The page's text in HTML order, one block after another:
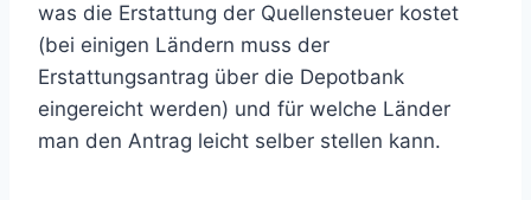
was die Erstattung der Quellensteuer kostet
(bei einigen Ländern muss der
Erstattungsantrag über die Depotbank
eingereicht werden) und für welche Länder
man den Antrag leicht selber stellen kann.